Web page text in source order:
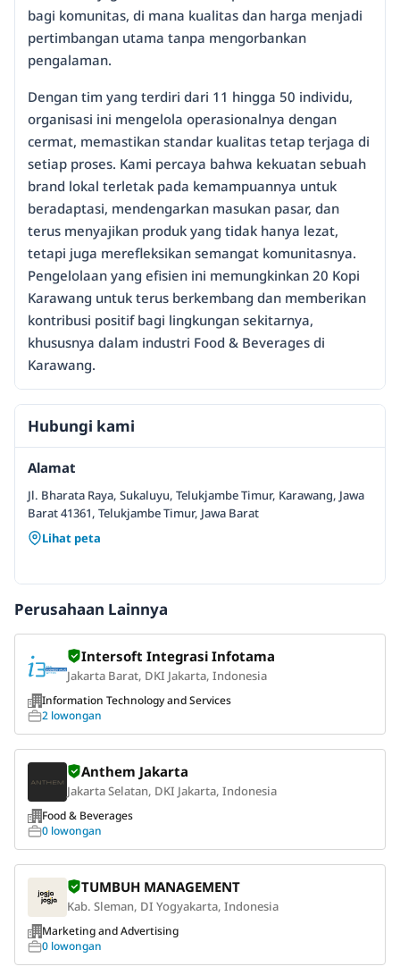
bagi komunitas, di mana kualitas dan harga menjadi
pertimbangan utama tanpa mengorbankan
pengalaman.
Dengan tim yang terdiri dari 11 hingga 50 individu,
organisasi ini mengelola operasionalnya dengan
cermat, memastikan standar kualitas tetap terjaga di
setiap proses. Kami percaya bahwa kekuatan sebuah
brand lokal terletak pada kemampuannya untuk
beradaptasi, mendengarkan masukan pasar, dan
terus menyajikan produk yang tidak hanya lezat,
tetapi juga merefleksikan semangat komunitasnya.
Pengelolaan yang efisien ini memungkinkan 20 Kopi
Karawang untuk terus berkembang dan memberikan
kontribusi positif bagi lingkungan sekitarnya,
khususnya dalam industri Food & Beverages di
Karawang.
Hubungi kami
Alamat
Jl. Bharata Raya, Sukaluyu, Telukjambe Timur, Karawang, Jawa
Barat 41361, Telukjambe Timur, Jawa Barat
Lihat peta
Perusahaan Lainnya
Intersoft Integrasi Infotama
Jakarta Barat, DKI Jakarta, Indonesia
Information Technology and Services
2 lowongan
Anthem Jakarta
Jakarta Selatan, DKI Jakarta, Indonesia
Food & Beverages
0 lowongan
TUMBUH MANAGEMENT
Kab. Sleman, DI Yogyakarta, Indonesia
Marketing and Advertising
0 lowongan